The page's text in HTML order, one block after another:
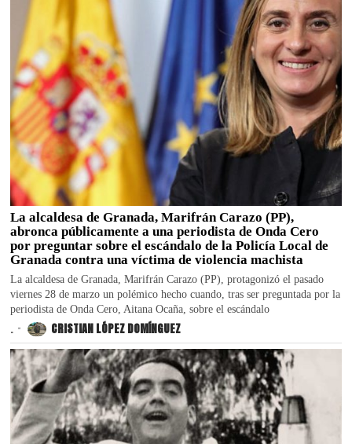
La alcaldesa de Granada, Marifrán Carazo (PP),
abronca públicamente a una periodista de Onda Cero
por preguntar sobre el escándalo de la Policía Local de
Granada contra una víctima de violencia machista
La alcaldesa de Granada, Marifrán Carazo (PP), protagonizó el pasado
viernes 28 de marzo un polémico hecho cuando, tras ser preguntada por la
periodista de Onda Cero, Aitana Ocaña, sobre el escándalo
. CRISTIAN LÓPEZ DOMÍNGUEZ